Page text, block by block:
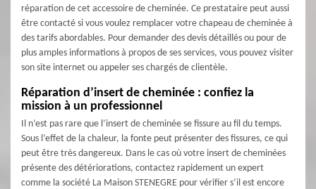
réparation de cet accessoire de cheminée. Ce prestataire peut aussi
être contacté si vous voulez remplacer votre chapeau de cheminée à
des tarifs abordables. Pour demander des devis détaillés ou pour de
plus amples informations à propos de ses services, vous pouvez visiter
son site internet ou appeler ses chargés de clientèle.
Réparation d’insert de cheminée : confiez la
mission à un professionnel
Il n’est pas rare que l’insert de cheminée se fissure au fil du temps.
Sous l’effet de la chaleur, la fonte peut présenter des fissures, ce qui
peut être très dangereux. Dans le cas où votre insert de cheminées
présente des détériorations, contactez rapidement un expert
comme la société La Maison STENEGRE pour vérifier s’il est encore